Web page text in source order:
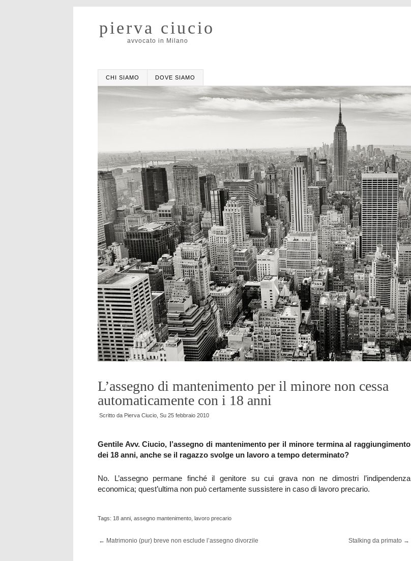
pierva ciucio
avvocato in Milano
CHI SIAMO DOVE SIAMO
L’assegno di mantenimento per il minore non cessa
automaticamente con i 18 anni
Scritto da Pierva Ciucio , Su 25 febbraio 2010
Gentile Avv. Ciucio, l’assegno di mantenimento per il minore termina al raggiungimento
dei 18 anni, anche se il ragazzo svolge un lavoro a tempo determinato?
No. L’assegno permane finché il genitore su cui grava non ne dimostri l’indipendenza
economica; quest’ultima non può certamente sussistere in caso di lavoro precario.
Tags: 18 anni assegno mantenimento lavoro precario
Stalking da primato →
← Matrimonio (pur) breve non esclude l’assegno divorzile